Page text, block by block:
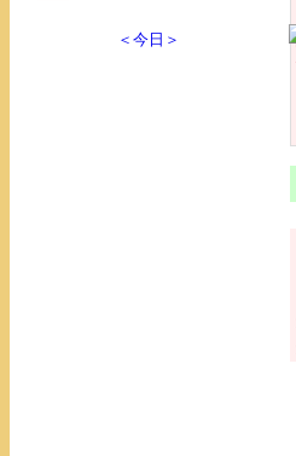
＜今日＞